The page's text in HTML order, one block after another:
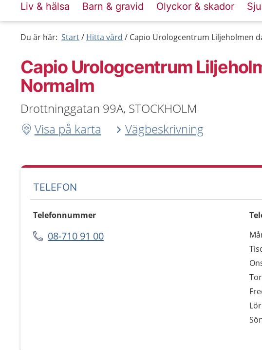
Liv & hälsa Barn & gravid Olyckor & skador
Du är här: Start Hitta vård Capio Urologcentrum Liljeholmen
Capio Urologcentrum
Normalm
Drottninggatan 99A, STOCKHOLM
Visa på karta
Vägbeskrivning
TELEFON
Telefonnummer
08-710 91 00